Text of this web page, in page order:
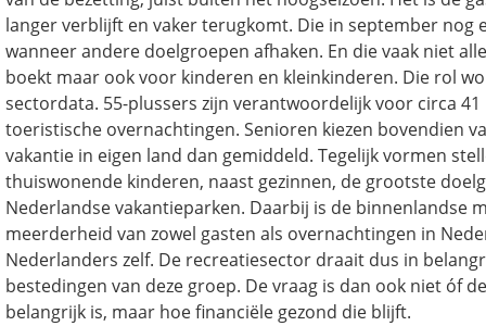
langer verblijft en vaker terugkomt. Die in september nog
wanneer andere doelgroepen afhaken. En die vaak niet
boekt maar ook voor kinderen en kleinkinderen. Die rol
sectordata. 55-plussers zijn verantwoordelijk voor circa
toeristische overnachtingen. Senioren kiezen bovendien
vakantie in eigen land dan gemiddeld. Tegelijk vormen
thuiswonende kinderen, naast gezinnen, de grootste
Nederlandse vakantieparken. Daarbij is de binnenlandse
meerderheid van zowel gasten als overnachtingen in
Nederlanders zelf. De recreatiesector draait dus in
bestedingen van deze groep. De vraag is dan ook niet óf
belangrijk is, maar hoe financiële gezond die blijft.